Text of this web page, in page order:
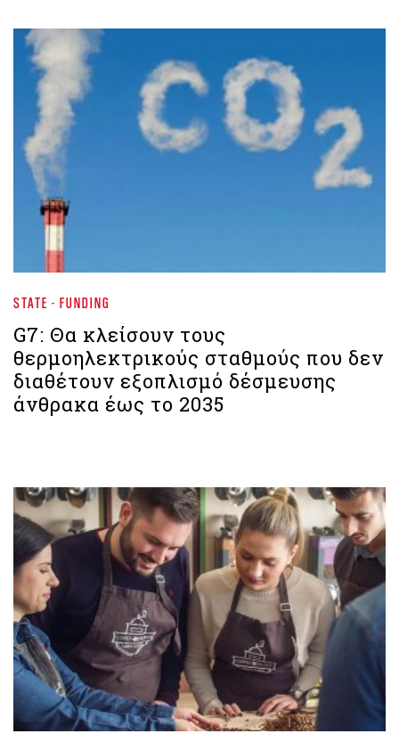
STATE - FUNDING
G7: Θα κλείσουν τους
θερμοηλεκτρικούς σταθμούς που δεν
διαθέτουν εξοπλισμό δέσμευσης
άνθρακα έως το 2035